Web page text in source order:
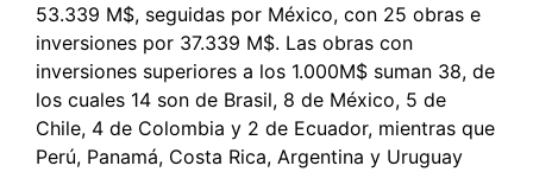
53.339 M$, seguidas por México, con 25 obras e
inversiones por 37.339 M$. Las obras con
inversiones superiores a los 1.000M$ suman 38, de
los cuales 14 son de Brasil, 8 de México, 5 de
Chile, 4 de Colombia y 2 de Ecuador, mientras que
Perú, Panamá, Costa Rica, Argentina y Uruguay